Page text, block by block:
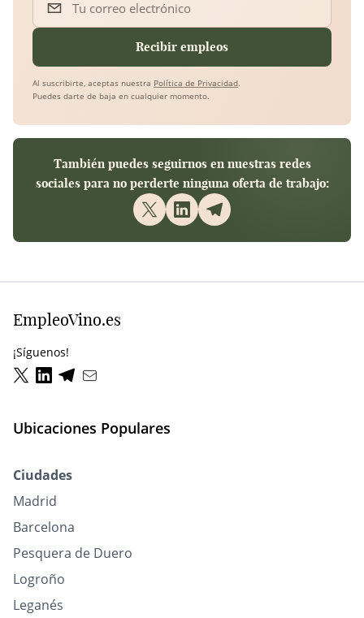
Tu correo electrónico
Recibir empleos
Al suscribirte, aceptas nuestra Política de Privacidad.
Puedes darte de baja en cualquier momento.
También puedes seguirnos en nuestras redes
sociales para no perderte ninguna oferta de trabajo:
EmpleoVino.es
¡Síguenos!
Ubicaciones Populares
Ciudades
Madrid
Barcelona
Pesquera de Duero
Logroño
Leganés